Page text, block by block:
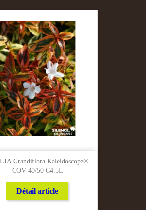
Grandiflora Kaleidoscope®
COV 40/50 C4.5L
Détail article